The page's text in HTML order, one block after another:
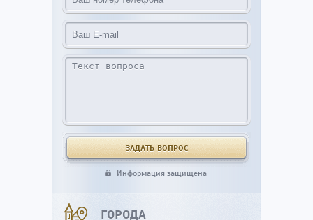
Информация защищена
ГОРОДА